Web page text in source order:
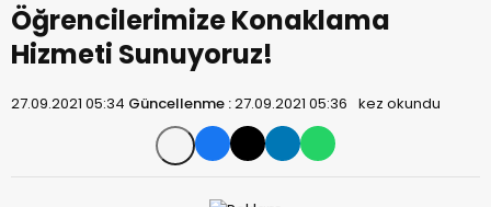
Öğrencilerimize Konaklama
Hizmeti Sunuyoruz!
27.09.2021 05:34 Güncellenme :27.09.2021 05:36 kez okundu